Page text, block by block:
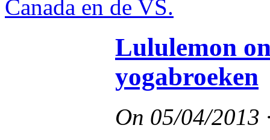
Lululemon
yogabroeken
On 05/04/2013